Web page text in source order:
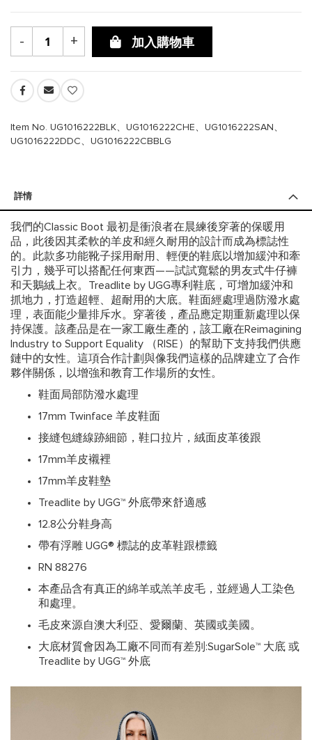
- + 加入購物車
Item No. UG1016222BLK、UG1016222CHE、UG1016222SAN、
UG1016222DDC、UG1016222CBBLG
詳情
我們的Classic Boot 最初是衝浪者在晨練後穿著的保暖用
品，此後因其柔軟的羊皮和經久耐用的設計而成為標誌性
的。此款多功能靴子採用耐用、輕便的鞋底以增加緩沖和牽
引力，幾乎可以搭配任何東西——試試寬鬆的男友式牛仔褲
和天鵝絨上衣。Treadlite by UGG專利鞋底，可增加緩沖和
抓地力，打造超輕、超耐用的大底。鞋面經處理過防潑水處
理，表面能少量排斥水。穿著後，產品應定期重新處理以保
持保護。該產品是在一家工廠生產的，該工廠在Reimagining
Industry to Support Equality （RISE）的幫助下支持我們供應
鏈中的女性。這項合作計劃與像我們這樣的品牌建立了合作
夥伴關係，以增強和教育工作場所的女性。
鞋面局部防潑水處理
17mm Twinface 羊皮鞋面
接縫包縫線跡細節，鞋口拉片，絨面皮革後跟
17mm羊皮襯裡
17mm羊皮鞋墊
Treadlite by UGG™ 外底帶來舒適感
12.8公分鞋身高
帶有浮雕 UGG® 標誌的皮革鞋跟標籤
RN 88276
本產品含有真正的綿羊或羔羊皮毛，並經過人工染色
和處理。
毛皮來源自澳大利亞、愛爾蘭、英國或美國。
大底材質會因為工廠不同而有差別:SugarSole™ 大底 或
Treadlite by UGG™ 外底